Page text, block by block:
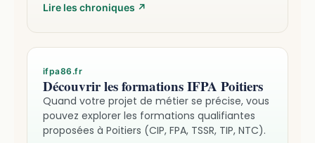
Lire les chroniques ↗
ifpa86.fr
Découvrir les formations IFPA Poitiers
Quand votre projet de métier se précise, vous
pouvez explorer les formations qualifiantes
proposées à Poitiers (CIP, FPA, TSSR, TIP, NTC).